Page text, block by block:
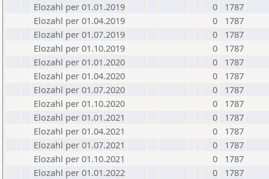
Elozahl per 01.01.2019
0
1787
Elozahl per 01.04.2019
0
1787
Elozahl per 01.07.2019
0
1787
Elozahl per 01.10.2019
0
1787
Elozahl per 01.01.2020
0
1787
Elozahl per 01.04.2020
0
1787
Elozahl per 01.07.2020
0
1787
Elozahl per 01.10.2020
0
1787
Elozahl per 01.01.2021
0
1787
Elozahl per 01.04.2021
0
1787
Elozahl per 01.07.2021
0
1787
Elozahl per 01.10.2021
0
1787
Elozahl per 01.01.2022
0
1787